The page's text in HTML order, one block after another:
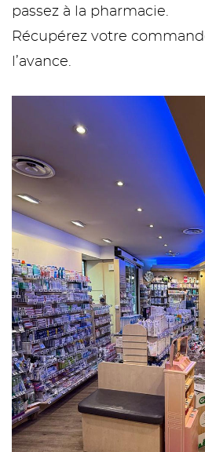
passez à la pharmacie.
Récupérez votre
l’avance.